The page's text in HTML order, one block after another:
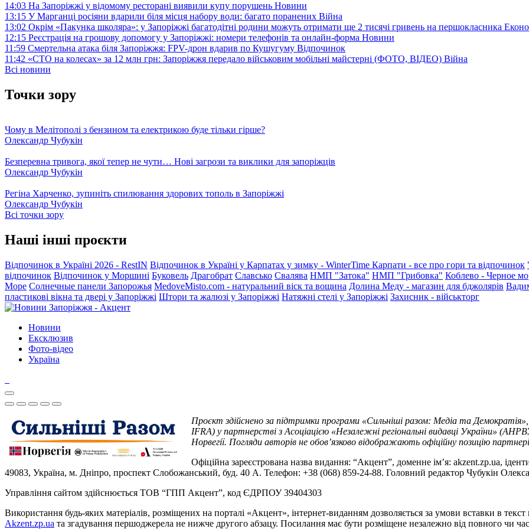
14:03 На Запоріжжі у відомому ресторані виявили купу порушень Новини
13:15 У Марганці росіяни вдарили біля місця набору води: багато поранених Війна
13:02 Окрім «Пакунка школяра»: у Запоріжжі багатодітні родини можуть отримати ще 2 тисячі гривень на першокласника
12:15 Реєстрація на грошову допомогу у Запоріжжі: номери телефонів та онлайн-форма Новини
11:59 Смертельна атака біля Запоріжжя: FPV-дрон вдарив по Кушугуму Відпочинок
11:42 «СТО на колесах» за 12 млн грн: Запоріжжя передало військовим мобільні майстерні (ФОТО, ВІДЕО) Війна
Всі новини
Точки зору
Чому в Мелітополі з бензином та електрикою буде тільки гірше?
Олександр Чубукін
Безперевна тривога, якої тепер не чути… Нові загрози та виклики для запоріжців
Олександр Чубукін
Регіна Харченко, зупиніть спилювання здорових тополь в Запоріжжі
Олександр Чубукін
Всі точки зору
Наші інші проєкти
Відпочинок в Україні 2026 - RestIN Відпочинок в Україні у Карпатах у зимку - WinterTime Карпати - все про гори та відпочинок
відпочинок Відпочинок у Моршині Буковель Драгобрат Славсько Свалява НМП "Затока" НМП "Грибовка" Коблево - Черное
Море Солнечные панели Запорожья MedoveMisto.com - натуральний віск та вощина Долина Меду - магазин для бджолярів
пластикові вікна та двері у Запоріжжі Штори та жалюзі у Запоріжжі Натяжні стелі у Запоріжжі Захисник - військторг
Новини
Ексклюзив
Фото-відео
Україна
Проєкт здійснено за підтримки програми «Сильніші разом: Медіа та
IFRA) у партнерстві з Асоціацією «Незалежні регіональні видавці України»
Норвегії. Погляди авторів не обов’язково відображають офіційну позицію
Офіційна зареєстрована назва видання: “Акцент”, доменне ім’я: akzent.zp.ua,
49083, Україна, м. Дніпро, проспект Слобожанський, буд. 40 А. Телефон: +38 (068) 859-24-88. Головний редактор Чубукін
Управління сайтом здійснюється ТОВ “ГПП Акцент”, код ЄДРПОУ 39404303
Використання будь-яких матеріалів, розміщених на порталі «Акцент», інтернет-виданням дозволяється за умови вставки в
Akzent.zp.ua та згадування першоджерела не нижче другого абзацу. Посилання має бути розміщене незалежно від повного чи